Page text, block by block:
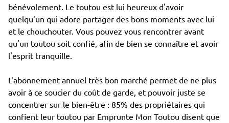
bénévolement. Le toutou est lui heureux d'avoir
quelqu'un qui adore partager des bons moments avec lui
et le chouchouter. Vous pouvez vous rencontrer avant
qu'un toutou soit confié, afin de bien se connaître et avoir
l'esprit tranquille.
L'abonnement annuel très bon marché permet de ne plus
avoir à ce soucier du coût de garde, et pouvoir juste se
concentrer sur le bien-être : 85% des propriétaires qui
confient leur toutou par Emprunte Mon Toutou disent que